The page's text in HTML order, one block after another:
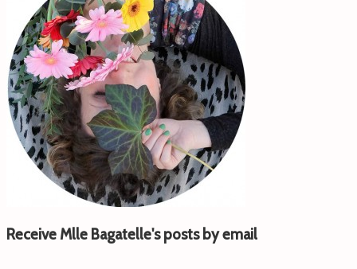
Receive Mlle Bagatelle's posts by email